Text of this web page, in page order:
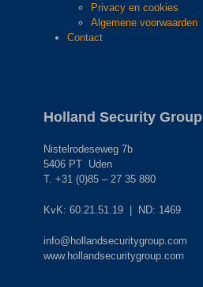
Privacy en cookies
Algemene voorwaarden
Contact
Holland Security Group
Nistelrodeseweg 7b
5406 PT Uden
T. +31 (0)85 – 27 35 880
KvK: 60.21.51.19 | ND: 1469
info@hollandsecuritygroup.com
www.hollandsecuritygroup.com